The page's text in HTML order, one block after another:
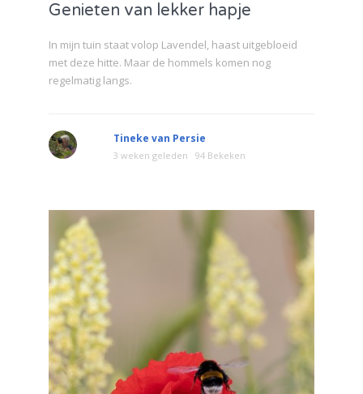
Genieten van lekker hapje
In mijn tuin staat volop Lavendel, haast uitgebloeid
met deze hitte. Maar de hommels komen nog
regelmatig langs.
Tineke van Persie
3 weken geleden 94 Bekeken